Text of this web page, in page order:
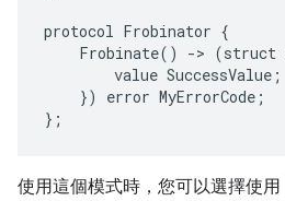
protocol Frobinator {
Frobinate() -> (struct
value SuccessValue ;
})
error MyErrorCode ;
};
使用這個模式時，您可以選擇使用